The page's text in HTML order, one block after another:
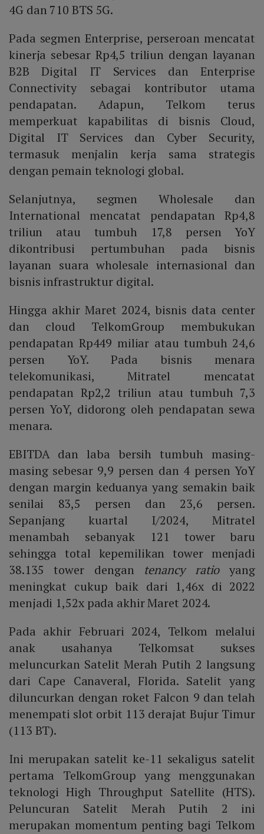
4G dan 710 BTS 5G.
Pada segmen Enterprise, perseroan mencatat
kinerja sebesar Rp4,5 triliun dengan layanan
B2B Digital IT Services dan Enterprise
Connectivity sebagai kontributor utama
pendapatan. Adapun, Telkom terus
memperkuat kapabilitas di bisnis Cloud,
Digital IT Services dan Cyber Security,
termasuk menjalin kerja sama strategis
dengan pemain teknologi global.
Selanjutnya, segmen Wholesale dan
International mencatat pendapatan Rp4,8
triliun atau tumbuh 17,8 persen YoY
dikontribusi pertumbuhan pada bisnis
layanan suara wholesale internasional dan
bisnis infrastruktur digital.
Hingga akhir Maret 2024, bisnis data center
dan cloud TelkomGroup membukukan
pendapatan Rp449 miliar atau tumbuh 24,6
persen YoY. Pada bisnis menara
telekomunikasi, Mitratel mencatat
pendapatan Rp2,2 triliun atau tumbuh 7,3
persen YoY, didorong oleh pendapatan sewa
menara.
EBITDA dan laba bersih tumbuh masing-
masing sebesar 9,9 persen dan 4 persen YoY
dengan margin keduanya yang semakin baik
senilai 83,5 persen dan 23,6 persen.
Sepanjang kuartal I/2024, Mitratel
menambah sebanyak 121 tower baru
sehingga total kepemilikan tower menjadi
38.135 tower dengan tenancy ratioyang
meningkat cukup baik dari 1,46x di 2022
menjadi 1,52x pada akhir Maret 2024.
Pada akhir Februari 2024, Telkom melalui
anak usahanya Telkomsat sukses
meluncurkan Satelit Merah Putih 2 langsung
dari Cape Canaveral, Florida. Satelit yang
diluncurkan dengan roket Falcon 9 dan telah
menempati slot orbit 113 derajat Bujur Timur
(113 BT).
Ini merupakan satelit ke-11 sekaligus satelit
pertama TelkomGroup yang menggunakan
teknologi High Throughput Satellite (HTS).
Peluncuran Satelit Merah Putih 2 ini
merupakan momentum penting bagi Telkom